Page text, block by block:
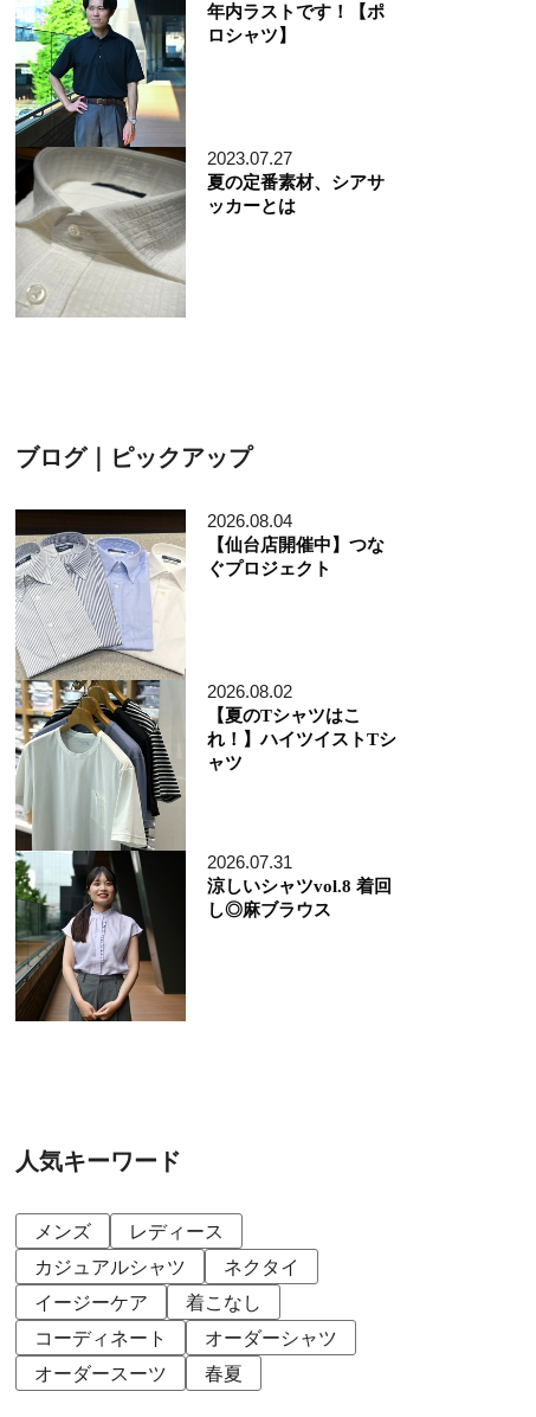
年内ラストです！【ポ
ロシャツ】
2023.07.27
夏の定番素材、シアサ
ッカーとは
ブログ｜ピックアップ
2026.08.04
【仙台店開催中】つな
ぐプロジェクト
2026.08.02
【夏のTシャツはこ
れ！】ハイツイストTシ
ャツ
2026.07.31
涼しいシャツvol.8 着回
し◎麻ブラウス
人気キーワード
メンズ
レディース
カジュアルシャツ
ネクタイ
イージーケア
着こなし
コーディネート
オーダーシャツ
オーダースーツ
春夏